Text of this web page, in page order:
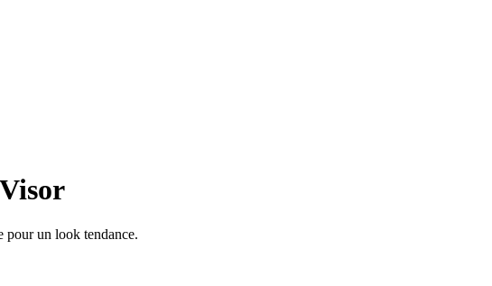
pour un look tendance.